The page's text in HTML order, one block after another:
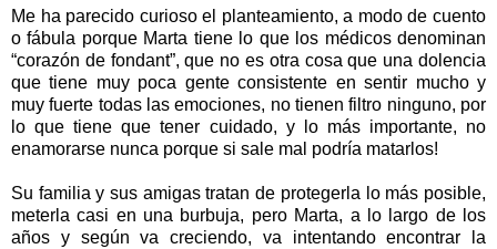
Me ha parecido curioso el planteamiento, a modo de cuento
o fábula porque Marta tiene lo que los médicos denominan
“corazón de fondant”, que no es otra cosa que una dolencia
que tiene muy poca gente consistente en sentir mucho y
muy fuerte todas las emociones, no tienen filtro ninguno, por
lo que tiene que tener cuidado, y lo más importante, no
enamorarse nunca porque si sale mal podría matarlos!
Su familia y sus amigas tratan de protegerla lo más posible,
meterla casi en una burbuja, pero Marta, a lo largo de los
años y según va creciendo, va intentando encontrar la